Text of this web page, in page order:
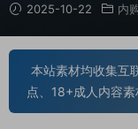
2025-10-22 内
本站素材均收集互
点、18+成人内容